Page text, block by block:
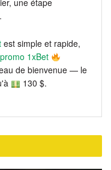
.
est simple et rapide,
1xBet
de bienvenue — le
130 $.